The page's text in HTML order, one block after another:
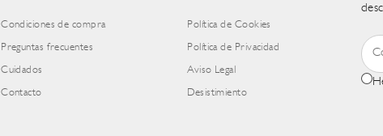
Condiciones de compra
Preguntas frecuentes
Cuidados
Contacto
Política de Cookies
Política de Privacidad
Aviso Legal
Desistimiento